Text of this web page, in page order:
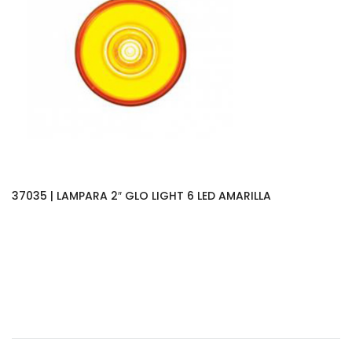
37035 | LAMPARA 2″ GLO LIGHT 6 LED AMARILLA